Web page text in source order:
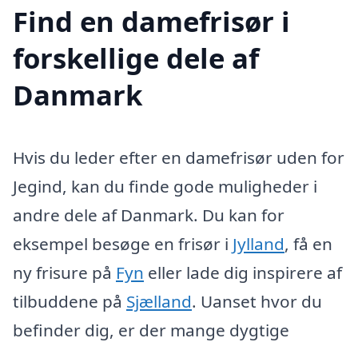
Find en damefrisør i
forskellige dele af
Danmark
Hvis du leder efter en damefrisør uden for
Jegind, kan du finde gode muligheder i
andre dele af Danmark. Du kan for
eksempel besøge en frisør i Jylland, få en
ny frisure på Fyn eller lade dig inspirere af
tilbuddene på Sjælland. Uanset hvor du
befinder dig, er der mange dygtige